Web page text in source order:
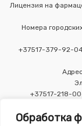
Обработка
Лицензия на
Номера
+37517-379-92-
+37517-218-